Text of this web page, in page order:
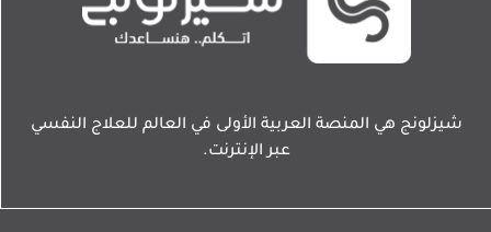
شيزلونج هي المنصة العربية الأولى في العالم للعلاج النفسي
عبر الإنترنت.